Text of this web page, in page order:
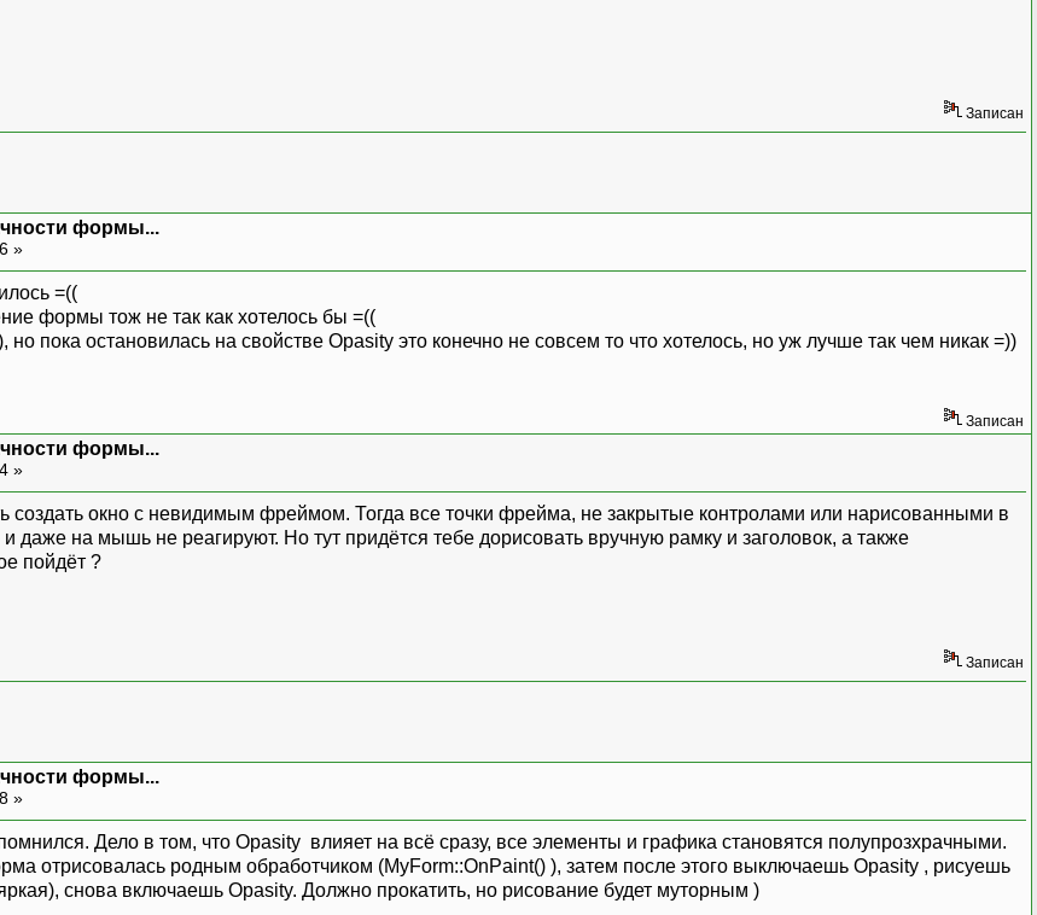
Записан
формы...
»
=((
формы тож не так как хотелось бы =((
пока остановилась на свойстве Opasity это конечно не совсем то что хотелось, но уж лучше так чем никак =))
Записан
формы...
»
создать окно с невидимым фреймом. Тогда все точки фрейма, не закрытые контролами или нарисованными в
даже на мышь не реагируют. Но тут придётся тебе дорисовать вручную рамку и заголовок, а также
пойдёт ?
Записан
формы...
»
Дело в том, что Opasity влияет на всё сразу, все элементы и графика становятся полупрозхрачными.
отрисовалась родным обработчиком (MyForm::OnPaint() ), затем после этого выключаешь Opasity , рисуешь
снова включаешь Opasity. Должно прокатить, но рисование будет муторным )